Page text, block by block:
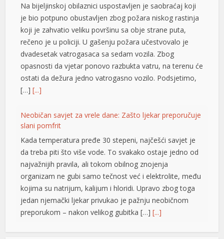
Na bijeljinskoj obilaznici uspostavljen je saobraćaj koji
je bio potpuno obustavljen zbog požara niskog rastinja
koji je zahvatio veliku površinu sa obje strane puta,
rečeno je u policiji. U gašenju požara učestvovalo je
dvadesetak vatrogasaca sa sedam vozila. Zbog
opasnosti da vjetar ponovo razbukta vatru, na terenu će
ostati da dežura jedno vatrogasno vozilo. Podsjetimo,
[…][...]
Neobičan savjet za vrele dane: Zašto ljekar preporučuje
slani pomfrit
Kada temperatura pređe 30 stepeni, najčešći savjet je
da treba piti što više vode. To svakako ostaje jedno od
najvažnijih pravila, ali tokom obilnog znojenja
organizam ne gubi samo tečnost već i elektrolite, među
kojima su natrijum, kalijum i hloridi. Upravo zbog toga
jedan njemački ljekar privukao je pažnju neobičnom
preporukom – nakon velikog gubitka […][...]